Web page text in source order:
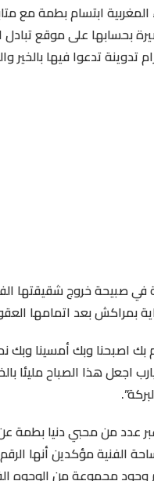
ابتسام بطمة مع
بحسابها على موقع تبادل
تدوينة تدعوا فيها بالخير
صبيحة خروج شقيقتها
بمراكش بعد اتمامها
بك اصبحنا وبك أمسينا وبك
اجعل هذا الصباح مليئا
عدد من محبي دنيا بطمة
الفنية مؤكدين أنها
وجود مجموعة من الوجوه